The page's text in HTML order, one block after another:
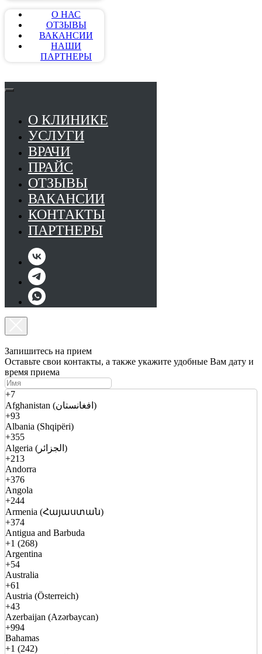
О НАС
ОТЗЫВЫ
ВАКАНСИИ
НАШИ
ПАРТНЕРЫ
О КЛИНИКЕ
УСЛУГИ
ВРАЧИ
ПРАЙС
ОТЗЫВЫ
ВАКАНСИИ
КОНТАКТЫ
ПАРТНЕРЫ
Запишитесь на прием
Оставьте свои контакты, а также укажите удобные Вам дату и
время приема
+7
Afghanistan (افغانستان)
+93
Albania (Shqipëri)
+355
Algeria (الجزائر)
+213
Andorra
+376
Angola
+244
Armenia (Հայաստան)
+374
Antigua and Barbuda
+1 (268)
Argentina
+54
Australia
+61
Austria (Österreich)
+43
Azerbaijan (Azərbaycan)
+994
Bahamas
+1 (242)